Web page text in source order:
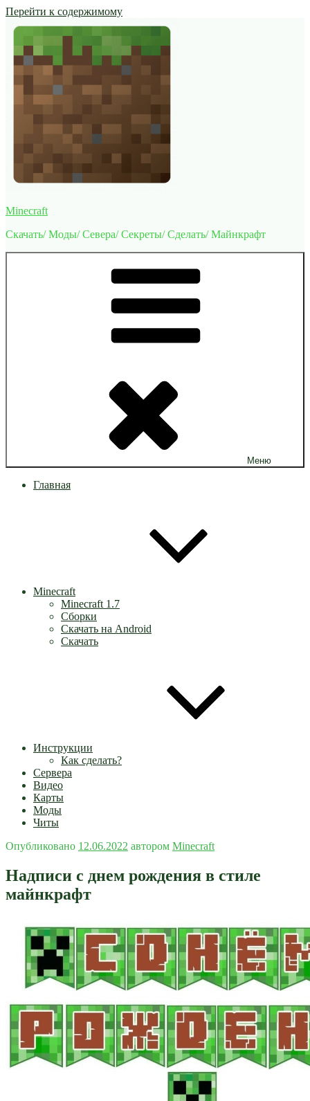
Перейти к содержимому
Minecraft
Скачать/ Моды/ Севера/ Секреты/ Сделать/ Майнкрафт
Меню
Главная
Minecraft
Minecraft 1.7
Сборки
Скачать на Android
Скачать
Инструкции
Как сделать?
Сервера
Видео
Карты
Моды
Читы
Опубликовано 12.06.2022 автором Minecraft
Надписи с днем рождения в стиле
майнкрафт